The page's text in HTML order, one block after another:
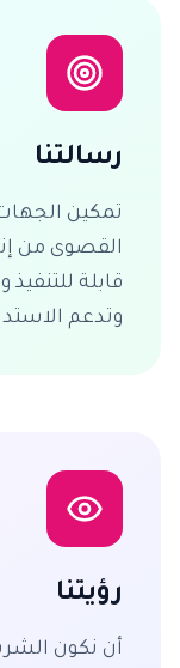
رسالتنا
تمكين
القصوى من
قابلة
وتدعم
رؤيتنا
أن نكون